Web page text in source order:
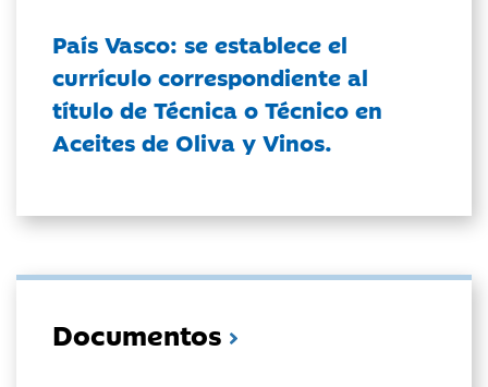
País Vasco: se establece el
currículo correspondiente al
título de Técnica o Técnico en
Aceites de Oliva y Vinos.
Documentos